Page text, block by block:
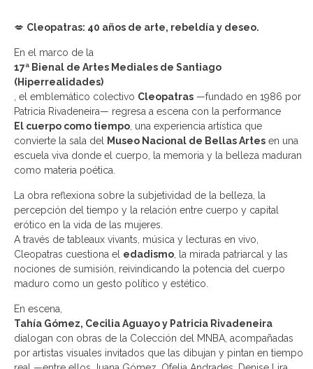
💋 Cleopatras: 40 años de arte, rebeldía y deseo.
En el marco de la
17ª Bienal de Artes Mediales de Santiago
(Hiperrealidades)
, el emblemático colectivo Cleopatras —fundado en 1986 por
Patricia Rivadeneira— regresa a escena con la performance
El cuerpo como tiempo , una experiencia artística que
convierte la sala del
Museo Nacional de Bellas Artes en una
escuela viva donde el cuerpo, la memoria y la belleza maduran
como materia poética.
La obra reflexiona sobre la subjetividad de la belleza, la
percepción del tiempo y la relación entre cuerpo y capital
erótico en la vida de las mujeres.
A través de tableaux vivants, música y lecturas en vivo,
Cleopatras cuestiona el edadismo , la mirada patriarcal y las
nociones de sumisión, reivindicando la potencia del cuerpo
maduro como un gesto político y estético.
En escena,
Tahía Gómez, Cecilia Aguayo y Patricia Rivadeneira
dialogan con obras de la Colección del MNBA, acompañadas
por artistas visuales invitados que las dibujan y pintan en tiempo